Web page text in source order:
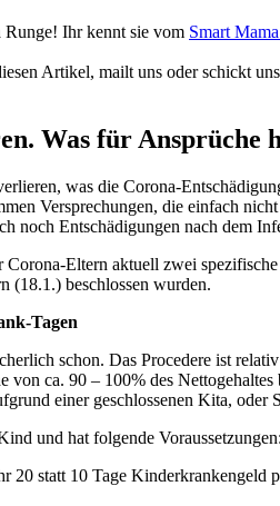
Ihr kennt sie vom Smart
Artikel, mailt uns oder schickt
Was für Ansprüche
was die Corona-
Versprechungen, die einfach
noch Entschädigungen nach dem
Eltern aktuell zwei
(18.1.) beschlossen wurden.
Tagen
schon. Das Procedere ist
ca. 90 – 100% des
einer geschlossenen Kita, oder
und hat folgende Voraussetzungen:
20 statt 10 Tage